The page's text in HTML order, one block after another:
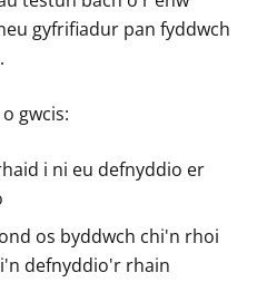
gyfrifiadur pan fyddwch
gwcis:
i ni eu defnyddio er
os byddwch chi'n rhoi
defnyddio'r rhain